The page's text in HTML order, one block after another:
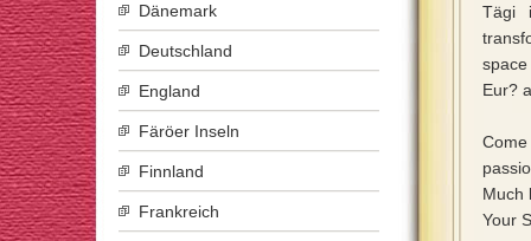
Tägi
Eur?
Much
Your
Dänemark
Deutschland
England
Färöer Inseln
Finnland
Frankreich